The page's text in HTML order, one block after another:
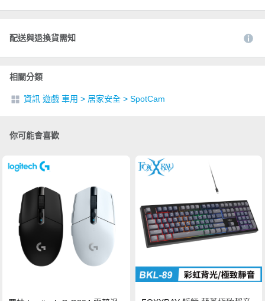
配送與退換貨需知
相關分類
資訊 遊戲 車用 > 居家安全 > SpotCam
你可能會喜歡